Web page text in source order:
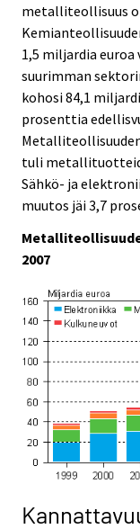
metalliteollisuus
1,5 miljardia euroa
suurimman
kohosi 84,1
prosenttia
tuli
Sähkö- ja
muutos jäi 3,7
2007